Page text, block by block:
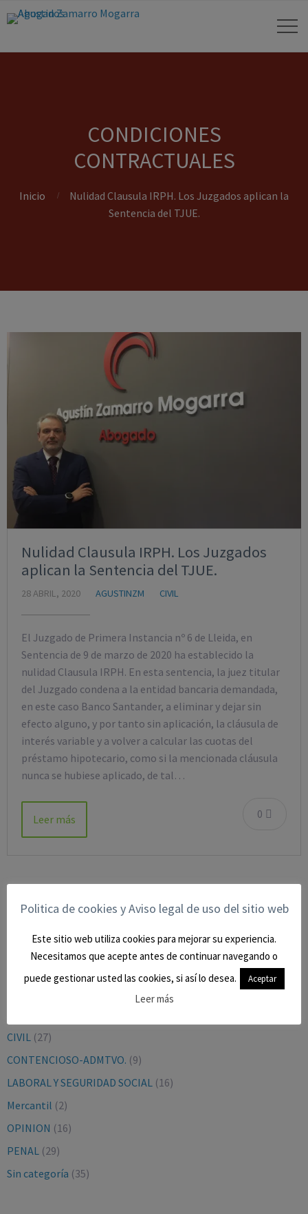
CONDICIONES
CONTRACTUALES
Inicio
Nulidad Clausula IRPH. Los Juzgados aplican la
Sentencia del TJUE.
Nulidad Clausula IRPH. Los Juzgados
aplican la Sentencia del TJUE.
28 ABRIL, 2020 AGUSTINZM CIVIL
El Juzgado de Primera Instancia nº 6 de Lleida, en
Sentencia de 9 de marzo de 2020 ha establecido la
nulidad Clausula IRPH. En esta sentencia, la juez titular
del Juzgado condena a la entidad bancaria demandada,
en este caso Banco Santander, a eliminar y dejar sin
efecto alguno, y por tanto sin aplicación, la cláusula de
interés variable y a volver a calcular las cuotas del
préstamo hipotecario, como si la mencionada cláusula
nunca se hubiese aplicado, de tal…
0
Leer más
CATEGORÍAS
CIVIL (27)
CONTENCIOSO-ADMTVO. (9)
LABORAL Y SEGURIDAD SOCIAL (16)
Mercantil (2)
OPINION (16)
PENAL (29)
Sin categoría (35)
Politica de cookies y Aviso legal de uso del sitio web
Este sitio web utiliza cookies para mejorar su experiencia.
Necesitamos que acepte antes de continuar navegando o
puede gestionar usted las cookies, si así lo desea.
Aceptar
Leer más